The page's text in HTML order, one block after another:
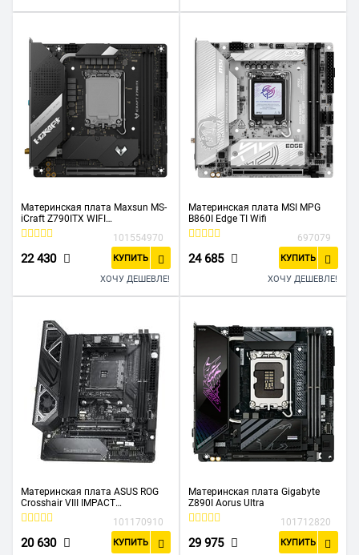
Материнская плата Maxsun MS-
iCraft Z790ITX WIFI
(6940709698938)
101554970
22 430 КУПИТЬ
ХОЧУ ДЕШЕВЛЕ!
Материнская плата MSI MPG
B860I Edge TI Wifi
697079
24 685 КУПИТЬ
ХОЧУ ДЕШЕВЛЕ!
Материнская плата ASUS ROG
Crosshair VIII IMPACT
/ROG,AM4,X570,USB3.2,M.2,MB
101170910
20 630 КУПИТЬ
Материнская плата Gigabyte
Z890I Aorus Ultra
101712820
29 975 КУПИТЬ